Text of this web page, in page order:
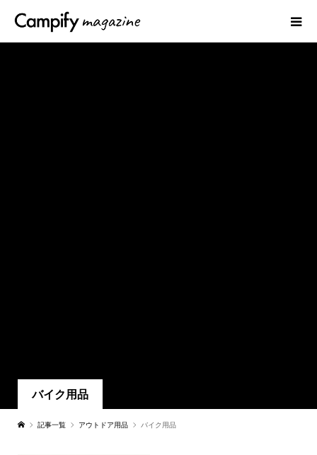
バイク用品
記事一覧 アウトドア用品 バイク用品